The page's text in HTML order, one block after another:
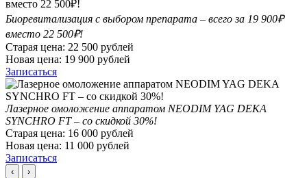
Биоревитализация с выбором препарата – всего за 19 900₽
вместо 22 500₽!
Старая цена: 22 500 рублей
Новая цена: 19 900 рублей
Записаться
Лазерное омоложение аппаратом NEODIM YAG DEKA
SYNCHRO FT – со скидкой 30%!
Старая цена: 16 000 рублей
Новая цена: 11 000 рублей
Записаться
‹ ›